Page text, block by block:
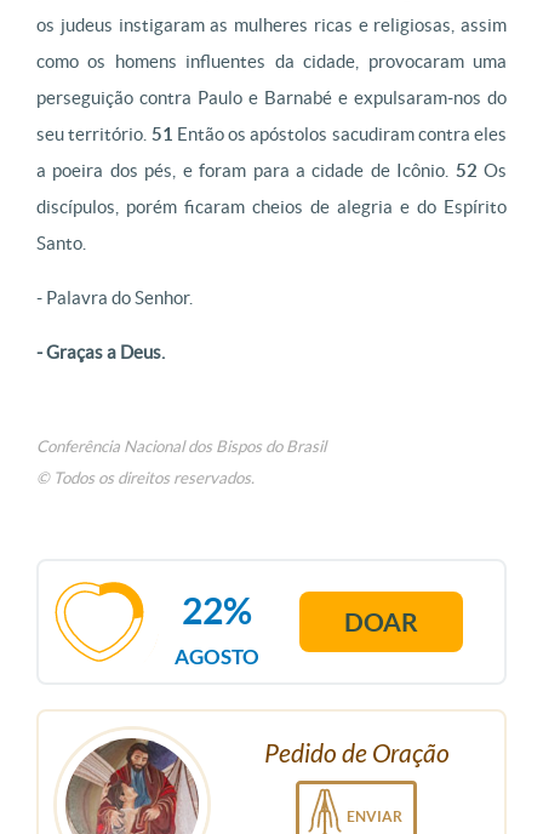
os judeus instigaram as mulheres ricas e religiosas, assim
como os homens influentes da cidade, provocaram uma
perseguição contra Paulo e Barnabé e expulsaram-nos do
seu território. 51 Então os apóstolos sacudiram contra eles
a poeira dos pés, e foram para a cidade de Icônio. 52 Os
discípulos, porém ficaram cheios de alegria e do Espírito
Santo.
- Palavra do Senhor.
- Graças a Deus.
Conferência Nacional dos Bispos do Brasil
© Todos os direitos reservados.
AGOSTO
22% DOAR
Pedido de Oração
ENVIAR